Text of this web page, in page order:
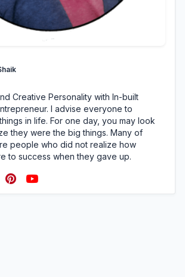
Creative Personality with In-built
I advise everyone to
in life. For one day, you may look
they were the big things. Many of
people who did not realize how
to success when they gave up.